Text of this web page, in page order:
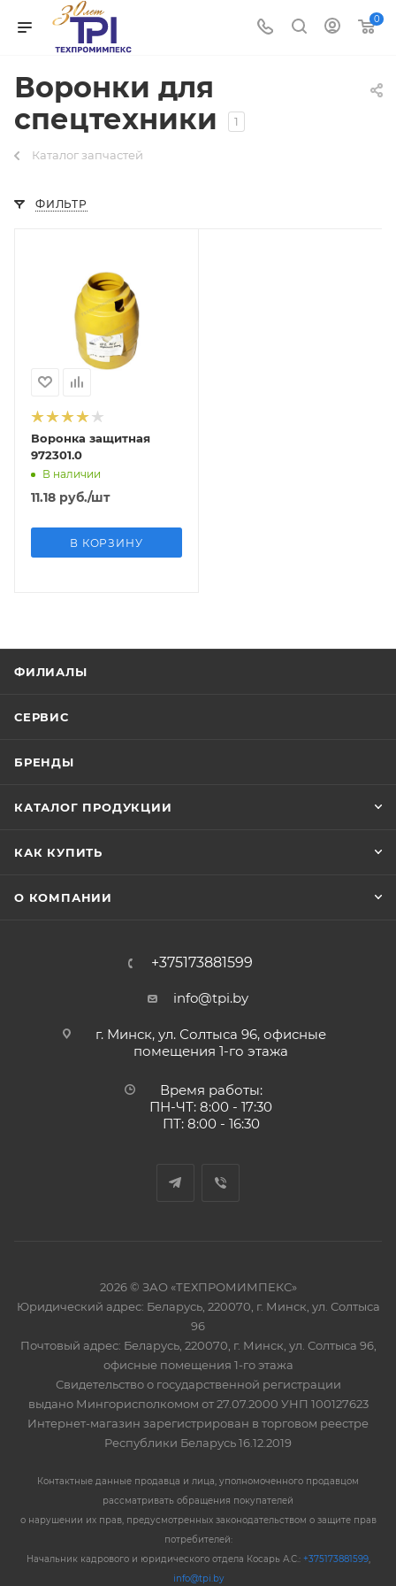
0
Воронки для
спецтехники
1
Каталог запчастей
ФИЛЬТР
Воронка защитная
972301.0
В наличии
11.18 руб./шт
В КОРЗИНУ
ФИЛИАЛЫ
СЕРВИС
БРЕНДЫ
КАТАЛОГ ПРОДУКЦИИ
КАК КУПИТЬ
О КОМПАНИИ
+375173881599
info@tpi.by
г. Минск, ул. Солтыса 96, офисные
помещения 1-го этажа
Время работы:
ПН-ЧТ: 8:00 - 17:30
ПТ: 8:00 - 16:30
2026 © ЗАО «ТЕХПРОМИМПЕКС»
Юридический адрес: Беларусь, 220070, г. Минск, ул. Солтыса
96
Почтовый адрес: Беларусь, 220070, г. Минск, ул. Солтыса 96,
офисные помещения 1-го этажа
Свидетельство о государственной регистрации
выдано Мингорисполкомом от 27.07.2000 УНП 100127623
Интернет-магазин зарегистрирован в торговом реестре
Республики Беларусь 16.12.2019
Контактные данные продавца и лица, уполномоченного продавцом
рассматривать обращения покупателей
о нарушении их прав, предусмотренных законодательством о защите прав
потребителей:
Начальник кадрового и юридического отдела Косарь А.С.: +375173881599,
info@tpi.by